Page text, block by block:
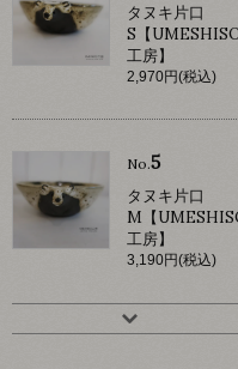
タヌキ片口
S【
工房】
2,970円(税込)
No.5
タヌキ片口
M【
工房】
3,190円(税込)